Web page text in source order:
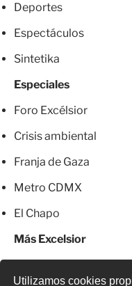
Utilizamos cookies
Deportes
Espectáculos
Sintetika
Especiales
Foro Excélsior
Crisis ambiental
Franja de Gaza
Metro CDMX
El Chapo
Más Excelsior